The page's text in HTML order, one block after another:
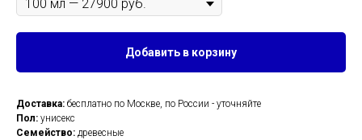
Добавить в корзину
Доставка: бесплатно по Москве, по России - уточняйте
Пол: унисекс
Семейство: древесные